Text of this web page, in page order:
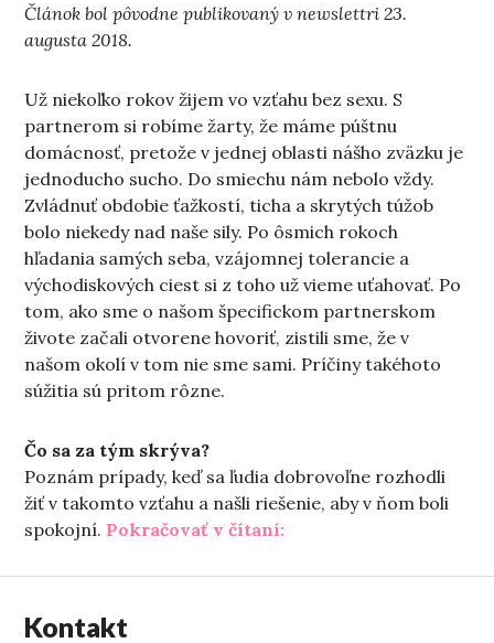
Článok bol pôvodne publikovaný v newslettri 23.
augusta 2018.
Už niekoľko rokov žijem vo vzťahu bez sexu. S
partnerom si robíme žarty, že máme púštnu
domácnosť, pretože v jednej oblasti nášho zväzku je
jednoducho sucho. Do smiechu nám nebolo vždy.
Zvládnuť obdobie ťažkostí, ticha a skrytých túžob
bolo niekedy nad naše sily. Po ôsmich rokoch
hľadania samých seba, vzájomnej tolerancie a
východiskových ciest si z toho už vieme uťahovať. Po
tom, ako sme o našom špecifickom partnerskom
živote začali otvorene hovoriť, zistili sme, že v
našom okolí v tom nie sme sami. Príčiny takéhoto
súžitia sú pritom rôzne.
Čo sa za tým skrýva?
Poznám prípady, keď sa ľudia dobrovoľne rozhodli
žiť v takomto vzťahu a našli riešenie, aby v ňom boli
spokojní. Pokračovať v čítaní:„Sexuálna púšť v
Kontakt